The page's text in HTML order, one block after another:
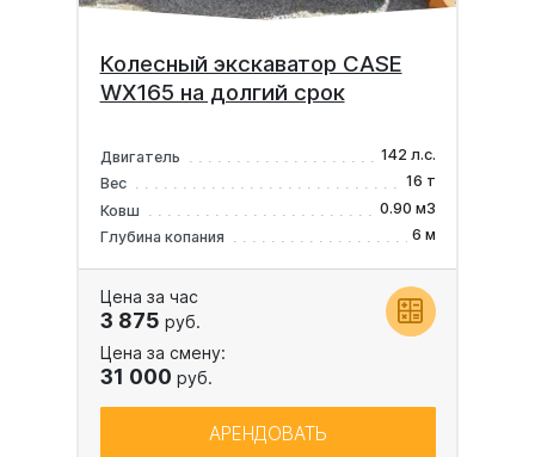
Колесный экскаватор CASE
WX165 на долгий срок
Двигатель
142 л.с.
Вес
16 т
Ковш
0.90 м3
Глубина копания
6 м
Цена за час
3 875 руб.
Цена за смену:
31 000 руб.
АРЕНДОВАТЬ